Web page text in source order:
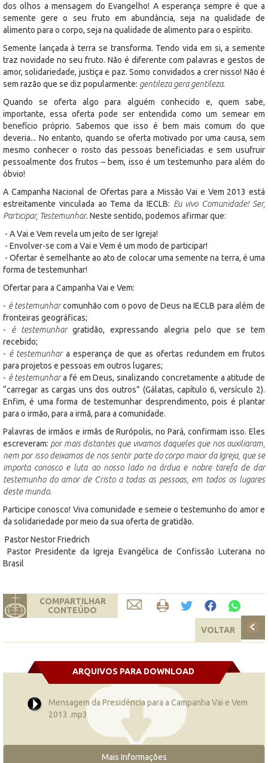
dos olhos a mensagem do Evangelho! A esperança sempre é que a
semente gere o seu fruto em abundância, seja na qualidade de
alimento para o corpo, seja na qualidade de alimento para o espírito.
Semente lançada à terra se transforma. Tendo vida em si, a semente
traz novidade no seu fruto. Não é diferente com palavras e gestos de
amor, solidariedade, justiça e paz. Somo convidados a crer nisso! Não é
sem razão que se diz popularmente: gentileza gera gentileza.
Quando se oferta algo para alguém conhecido e, quem sabe,
importante, essa oferta pode ser entendida como um semear em
benefício próprio. Sabemos que isso é bem mais comum do que
deveria... No entanto, quando se oferta motivado por uma causa, sem
mesmo conhecer o rosto das pessoas beneficiadas e sem usufruir
pessoalmente dos frutos – bem, isso é um testemunho para além do
óbvio!
A Campanha Nacional de Ofertas para a Missão Vai e Vem 2013 está
estreitamente vinculada ao Tema da IECLB: Eu vivo Comunidade! Ser,
Participar, Testemunhar. Neste sentido, podemos afirmar que:
- A Vai e Vem revela um jeito de ser Igreja!
- Envolver-se com a Vai e Vem é um modo de participar!
- Ofertar é semelhante ao ato de colocar uma semente na terra, é uma
forma de testemunhar!
Ofertar para a Campanha Vai e Vem:
- é testemunharcomunhão com o povo de Deus na IECLB para além de
fronteiras geográficas;
- é testemunhargratidão, expressando alegria pelo que se tem
recebido;
- é testemunhara esperança de que as ofertas redundem em frutos
para projetos e pessoas em outros lugares;
- é testemunhara fé em Deus, sinalizando concretamente a atitude de
“carregar as cargas uns dos outros” (Gálatas, capítulo 6, versículo 2).
Enfim, é uma forma de testemunhar desprendimento, pois é plantar
para o irmão, para a irmã, para a comunidade.
Palavras de irmãos e irmãs de Rurópolis, no Pará, confirmam isso. Eles
escreveram: por mais distantes que vivamos daqueles que nos auxiliaram,
nem por isso deixamos de nos sentir parte do corpo maior da Igreja, que se
importa conosco e luta ao nosso lado na árdua e nobre tarefa de dar
testemunho do amor de Cristo a todas as pessoas, em todos os lugares
deste mundo.
Participe conosco! Viva comunidade e semeie o testemunho do amor e
da solidariedade por meio da sua oferta de gratidão.
Pastor Nestor Friedrich
Pastor Presidente da Igreja Evangélica de Confissão Luterana no
Brasil
COMPARTILHAR
CONTEÚDO
VOLTAR
ARQUIVOS PARA DOWNLOAD
Mensagem da Presidência para a Campanha Vai e Vem
2013 .mp3
Mais Informações